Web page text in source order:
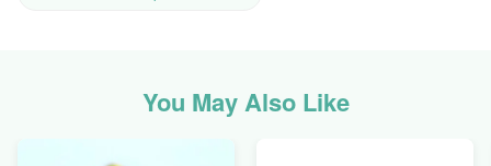
You May Also Like